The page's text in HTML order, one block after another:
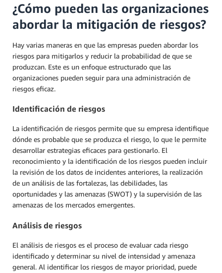
¿Cómo pueden las organizaciones
abordar la mitigación de riesgos?
Hay varias maneras en que las empresas pueden abordar los
riesgos para mitigarlos y reducir la probabilidad de que se
produzcan. Este es un enfoque estructurado que las
organizaciones pueden seguir para una administración de
riesgos eficaz.
Identificación de riesgos
La identificación de riesgos permite que su empresa identifique
dónde es probable que se produzca el riesgo, lo que le permite
desarrollar estrategias eficaces para gestionarlo. El
reconocimiento y la identificación de los riesgos pueden incluir
la revisión de los datos de incidentes anteriores, la realización
de un análisis de las fortalezas, las debilidades, las
oportunidades y las amenazas (SWOT) y la supervisión de las
amenazas de los mercados emergentes.
Análisis de riesgos
El análisis de riesgos es el proceso de evaluar cada riesgo
identificado y determinar su nivel de intensidad y amenaza
general. Al identificar los riesgos de mayor prioridad, puede